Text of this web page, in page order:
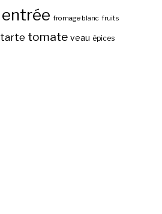
entrée fromage blanc fruits
tarte tomate veau épices